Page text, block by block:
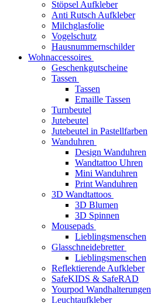
Stöpsel Aufkleber
Anti Rutsch Aufkleber
Milchglasfolie
Vogelschutz
Hausnummernschilder
Wohnaccessoires
Geschenkgutscheine
Tassen
Tassen
Emaille Tassen
Turnbeutel
Jutebeutel
Jutebeutel in Pastellfarben
Wanduhren
Design Wanduhren
Wandtattoo Uhren
Mini Wanduhren
Print Wanduhren
3D Wandtattoos
3D Blumen
3D Spinnen
Mousepads
Lieblingsmenschen
Glasschneidebretter
Lieblingsmenschen
Reflektierende Aufkleber
SafeKIDS & SafeRAD
Yourpod Wandhalterungen
Leuchtaufkleber